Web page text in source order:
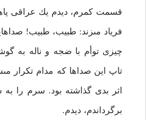
قسمت كمرم، ديدم يك عراقى
فرياد مى‏زند: طبيب، طبيب!
چيزى توأم با ضجه و ناله به
تاپ اين صداها كه مدام تكرار
اثر بدى گذاشته بود. سرم را
برگرداندم، ديدم.